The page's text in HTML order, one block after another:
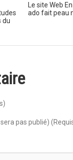
du
Le site Web
ado fait peau
pas publié)